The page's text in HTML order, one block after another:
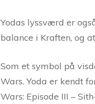
Yodas lyssværd er
balance i Kraften, og
Som et symbol på
Wars. Yoda er kendt
Wars: Episode III –